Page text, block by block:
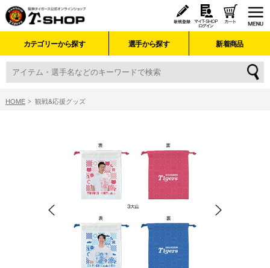
カテゴリーから探す 選手から探す 新着商品
HOME 観戦&応援グッズ